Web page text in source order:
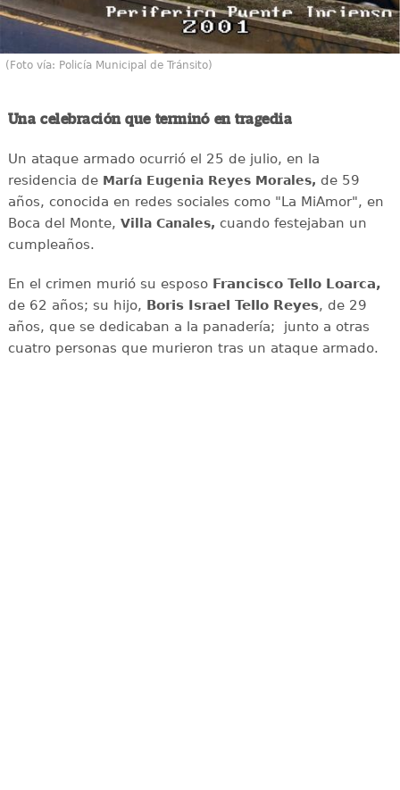
(Foto vía: Policía Municipal de Tránsito)
Una celebración que terminó en tragedia
Un ataque armado ocurrió el 25 de julio, en la
residencia de María Eugenia Reyes Morales, de 59
años, conocida en redes sociales como "La MiAmor", en
Boca del Monte, Villa Canales, cuando festejaban un
cumpleaños.
En el crimen murió su esposoFrancisco Tello Loarca,
de 62 años; su hijo, Boris Israel Tello Reyes, de 29
años, que se dedicaban a la panadería; junto a otras
cuatro personas que murieron tras un ataque armado.